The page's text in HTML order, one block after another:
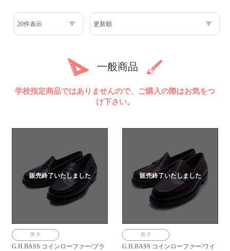
一般商品
学校指定商品ではありませんので、ご購入の際はお気をつ
け下さい。
販売終了いたしました
男子
G.H.BASS コインローファー/ブラ
販売終了いたしました
男子
G.H.BASS コインローファー/ワイ
商品一覧
サイズガイド
よくあるご質問